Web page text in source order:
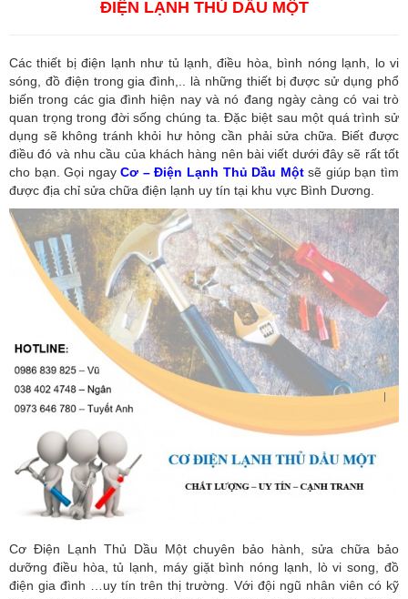
ĐIỆN LẠNH THỦ DẦU MỘT
Các thiết bị điện lạnh như tủ lạnh, điều hòa, bình nóng lạnh, lo vi
sóng, đồ điện trong gia đình,.. là những thiết bị được sử dụng phổ
biến trong các gia đình hiện nay và nó đang ngày càng có vai trò
quan trọng trong đời sống chúng ta. Đặc biệt sau một quá trình sử
dụng sẽ không tránh khỏi hư hỏng cần phải sửa chữa. Biết được
điều đó và nhu cầu của khách hàng nên bài viết dưới đây sẽ rất tốt
cho bạn. Gọi ngayCơ – Điện Lạnh Thủ Dầu Một sẽ giúp bạn tìm
được địa chỉ sửa chữa điện lạnh uy tín tại khu vực Bình Dương.
Cơ Điện Lạnh Thủ Dầu Một chuyên bảo hành, sửa chữa bảo
dưỡng điều hòa, tủ lạnh, máy giặt bình nóng lạnh, lò vi song, đồ
điện gia đình …uy tín trên thị trường. Với đội ngũ nhân viên có kỹ